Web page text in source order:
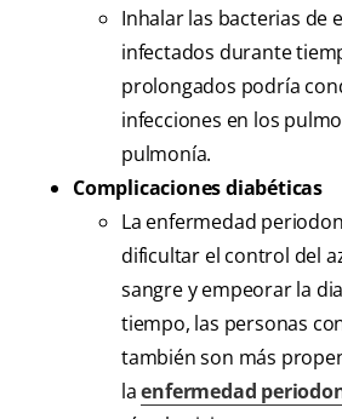
Inhalar las bacterias de
infectados durante
prolongados podría
infecciones en los
pulmonía.
Complicaciones diabéticas
La enfermedad
dificultar el control del
sangre y empeorar la
tiempo, las personas
también son más
laenfermedad